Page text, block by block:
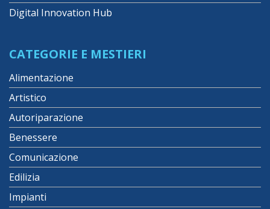
Digital Innovation Hub
CATEGORIE E MESTIERI
Alimentazione
Artistico
Autoriparazione
Benessere
Comunicazione
Edilizia
Impianti